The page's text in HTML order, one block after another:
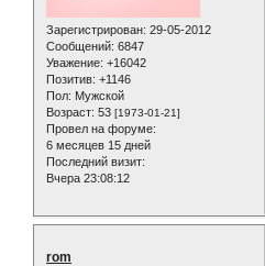
Зарегистрирован: 29-05-2012
Сообщений: 6847
Уважение: +16042
Позитив: +1146
Пол: Мужской
Возраст: 53 [1973-01-21]
Провел на форуме:
6 месяцев 15 дней
Последний визит:
Вчера 23:08:12
rom